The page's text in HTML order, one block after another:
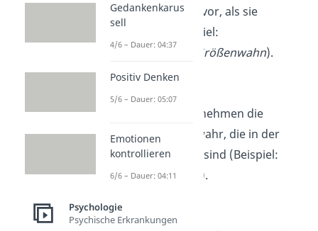
Realität also anders vor, als sie
tatsächlich ist (Beispiel:
Verfolgungswahn, Größenwahn).
Halluzinationen
Bei Halluzinationen nehmen die
Betroffenen Dinge wahr, die in der
Realität gar nicht da sind (Beispiel:
Hören von Stimmen
).
Antriebsstörungen
Gedankenkarus
sell
4/6 – Dauer: 04:37
Positiv Denken
5/6 – Dauer: 05:07
Emotionen
kontrollieren
6/6 – Dauer: 04:11
Psychologie
Psychische Erkrankungen